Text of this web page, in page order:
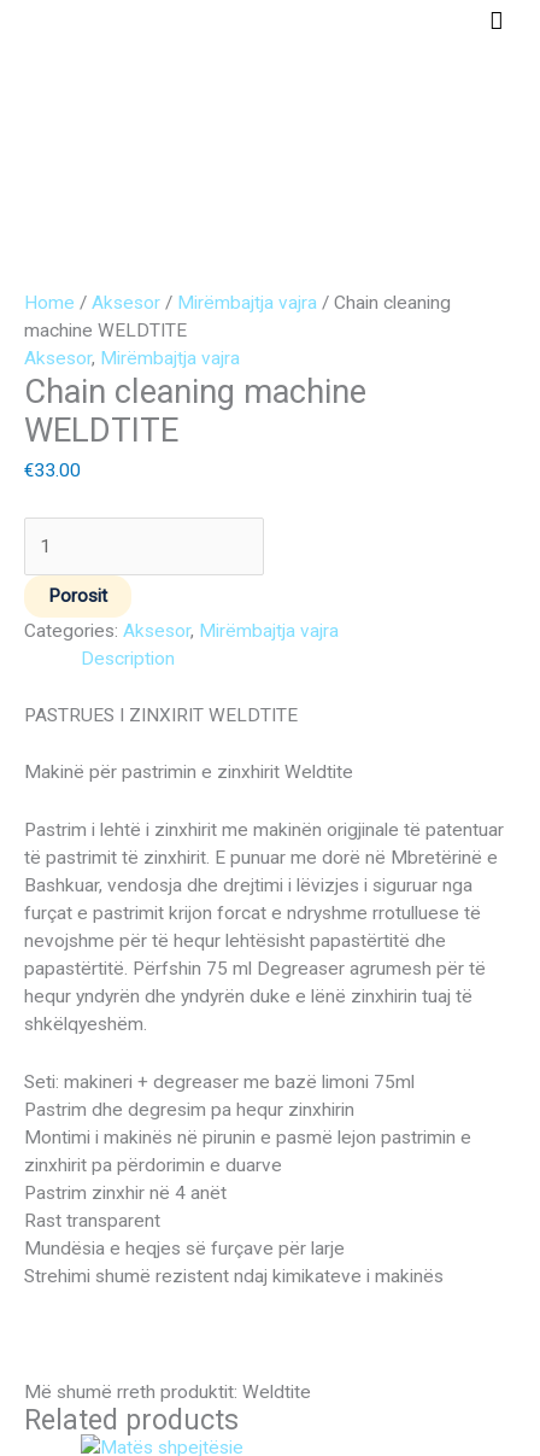
Main
Home / Aksesor / Mirëmbajtja vajra / Chain cleaning
machine WELDTITE
Aksesor, Mirëmbajtja vajra
Chain cleaning machine
WELDTITE
€33.00
Porosit
Categories: Aksesor, Mirëmbajtja vajra
Description
PASTRUES I ZINXIRIT WELDTITE
Makinë për pastrimin e zinxhirit Weldtite
Pastrim i lehtë i zinxhirit me makinën origjinale të patentuar
të pastrimit të zinxhirit. E punuar me dorë në Mbretërinë e
Bashkuar, vendosja dhe drejtimi i lëvizjes i siguruar nga
furçat e pastrimit krijon forcat e ndryshme rrotulluese të
nevojshme për të hequr lehtësisht papastërtitë dhe
papastërtitë. Përfshin 75 ml Degreaser agrumesh për të
hequr yndyrën dhe yndyrën duke e lënë zinxhirin tuaj të
shkëlqyeshëm.
Seti: makineri + degreaser me bazë limoni 75ml
Pastrim dhe degresim pa hequr zinxhirin
Montimi i makinës në pirunin e pasmë lejon pastrimin e
zinxhirit pa përdorimin e duarve
Pastrim zinxhir në 4 anët
Rast transparent
Mundësia e heqjes së furçave për larje
Strehimi shumë rezistent ndaj kimikateve i makinës
Më shumë rreth produktit: Weldtite
Related products